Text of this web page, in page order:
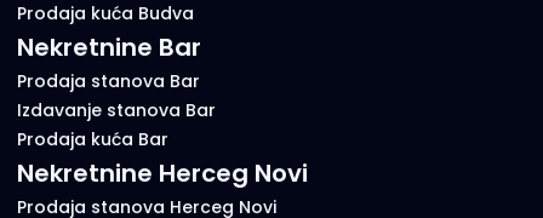
Prodaja kuća Budva
Nekretnine Bar
Prodaja stanova Bar
Izdavanje stanova Bar
Prodaja kuća Bar
Nekretnine Herceg Novi
Prodaja stanova Herceg Novi